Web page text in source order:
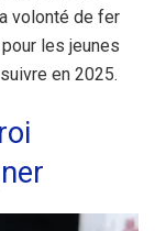
volonté de fer
les jeunes
en 2025.